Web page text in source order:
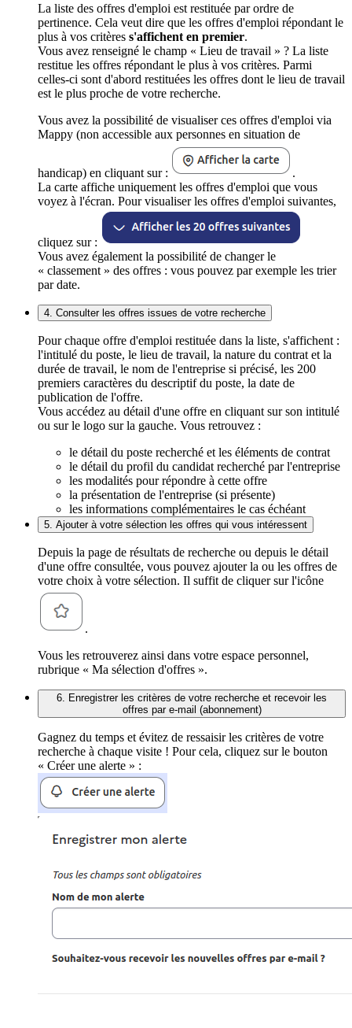
La liste des offres d'emploi est restituée par ordre de
pertinence. Cela veut dire que les offres d'emploi répondant le
plus à vos critères s'affichent en premier.
Vous avez renseigné le champ « Lieu de travail » ? La liste
restitue les offres répondant le plus à vos critères. Parmi
celles-ci sont d'abord restituées les offres dont le lieu de travail
est le plus proche de votre recherche.
Vous avez la possibilité de visualiser ces offres d'emploi via
Mappy (non accessible aux personnes en situation de
handicap) en cliquant sur :
.
La carte affiche uniquement les offres d'emploi que vous
voyez à l'écran. Pour visualiser les offres d'emploi suivantes,
cliquez sur :
Vous avez également la possibilité de changer le
« classement » des offres : vous pouvez par exemple les trier
par date.
4. Consulter les offres issues de votre recherche
Pour chaque offre d'emploi restituée dans la liste, s'affichent :
l'intitulé du poste, le lieu de travail, la nature du contrat et la
durée de travail, le nom de l'entreprise si précisé, les 200
premiers caractères du descriptif du poste, la date de
publication de l'offre.
Vous accédez au détail d'une offre en cliquant sur son intitulé
ou sur le logo sur la gauche. Vous retrouvez :
le détail du poste recherché et les éléments de contrat
le détail du profil du candidat recherché par l'entreprise
les modalités pour répondre à cette offre
la présentation de l'entreprise (si présente)
les informations complémentaires le cas échéant
5. Ajouter à votre sélection les offres qui vous intéressent
Depuis la page de résultats de recherche ou depuis le détail
d'une offre consultée, vous pouvez ajouter la ou les offres de
votre choix à votre sélection. Il suffit de cliquer sur l'icône
.
Vous les retrouverez ainsi dans votre espace personnel,
rubrique « Ma sélection d'offres ».
6. Enregistrer les critères de votre recherche et recevoir les
offres par e-mail (abonnement)
Gagnez du temps et évitez de ressaisir les critères de votre
recherche à chaque visite ! Pour cela, cliquez sur le bouton
« Créer une alerte » :